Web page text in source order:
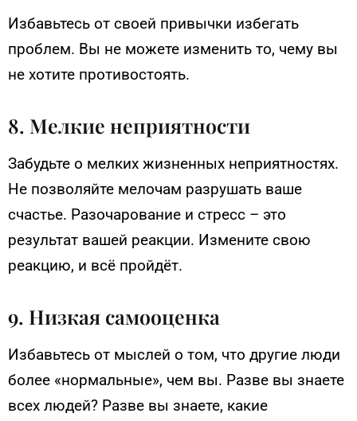
Избавьтесь от своей привычки избегать
проблем. Вы не можете изменить то, чему вы
не хотите противостоять.
8. Мелкие неприятности
Забудьте о мелких жизненных неприятностях.
Не позволяйте мелочам разрушать ваше
счастье. Разочарование и стресс – это
результат вашей реакции. Измените свою
реакцию, и всё пройдёт.
9. Низкая самооценка
Избавьтесь от мыслей о том, что другие люди
более «нормальные», чем вы. Разве вы знаете
всех людей? Разве вы знаете, какие